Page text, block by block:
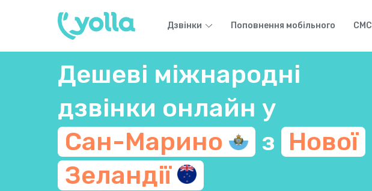
Дзвінки Поповнення мобільного СМС
Дешеві міжнародні
дзвінки онлайн у
Сан-Марино
з Нової
Зеландії